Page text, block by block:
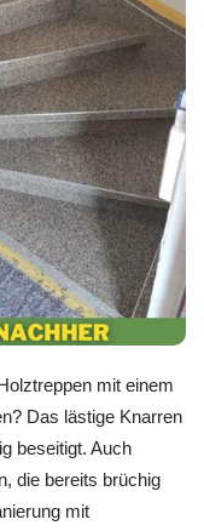
mit einem
Das lästige Knarren
beseitigt. Auch
die bereits brüchig
mit